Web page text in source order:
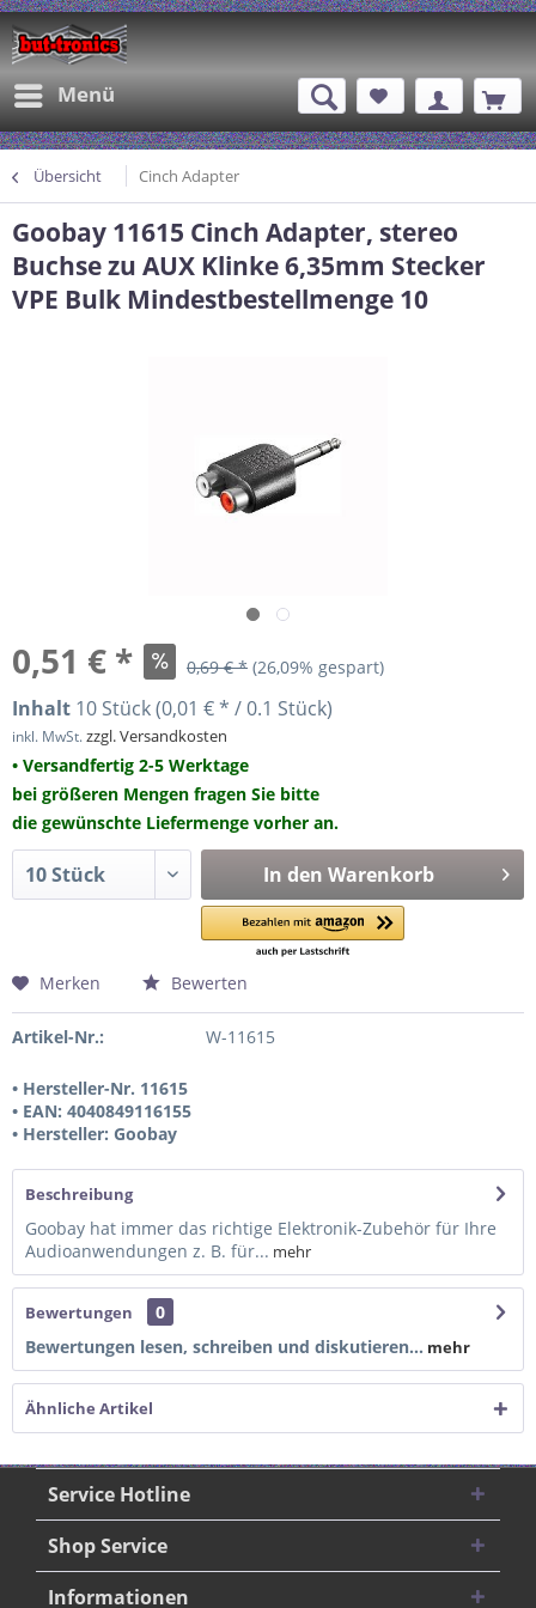
Menü
Übersicht Cinch Adapter
Goobay 11615 Cinch Adapter, stereo
Buchse zu AUX Klinke 6,35mm Stecker
VPE Bulk Mindestbestellmenge 10
0,51 € * 0,69 € * (26,09% gespart)
Inhalt 10 Stück (0,01 € * / 0.1 Stück)
inkl. MwSt.zzgl. Versandkosten
• Versandfertig 2-5 Werktage
bei größeren Mengen fragen Sie bitte
die gewünschte Liefermenge vorher an.
In den Warenkorb
Merken Bewerten
Artikel-Nr.: W-11615
• Hersteller-Nr. 11615
• EAN: 4040849116155
• Hersteller: Goobay
Beschreibung
Goobay hat immer das richtige Elektronik-Zubehör für Ihre
Audioanwendungen z. B. für... mehr
Bewertungen
0
Bewertungen lesen, schreiben und diskutieren... mehr
Ähnliche Artikel
Service Hotline
Shop Service
Informationen